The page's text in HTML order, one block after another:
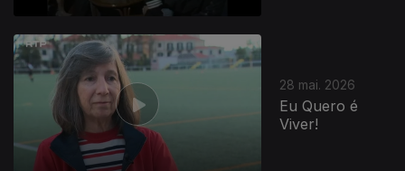
28 mai. 2026
Eu Quero é
Viver!